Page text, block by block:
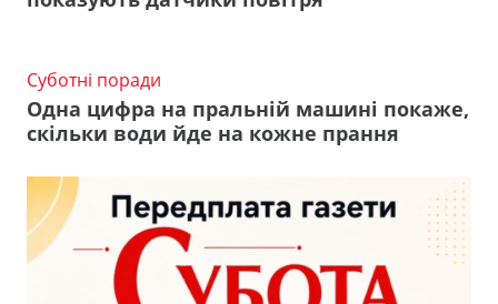
Суботні поради
Одна цифра на пральній машині покаже,
скільки води йде на кожне прання